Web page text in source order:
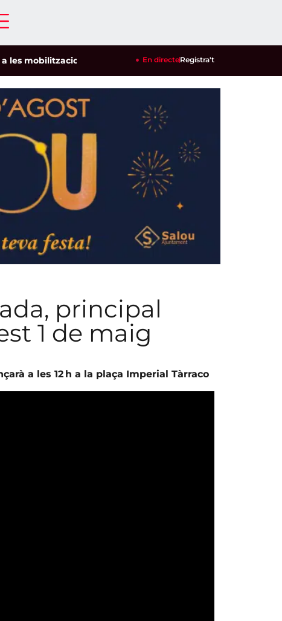
mobilitzacions per defensar els cultius de la garrofa i l'ametlla
En directeRegistra't
principal
1 de maig
a les 12 h a la plaça Imperial Tàrraco